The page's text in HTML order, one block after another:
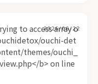
2026/06/22